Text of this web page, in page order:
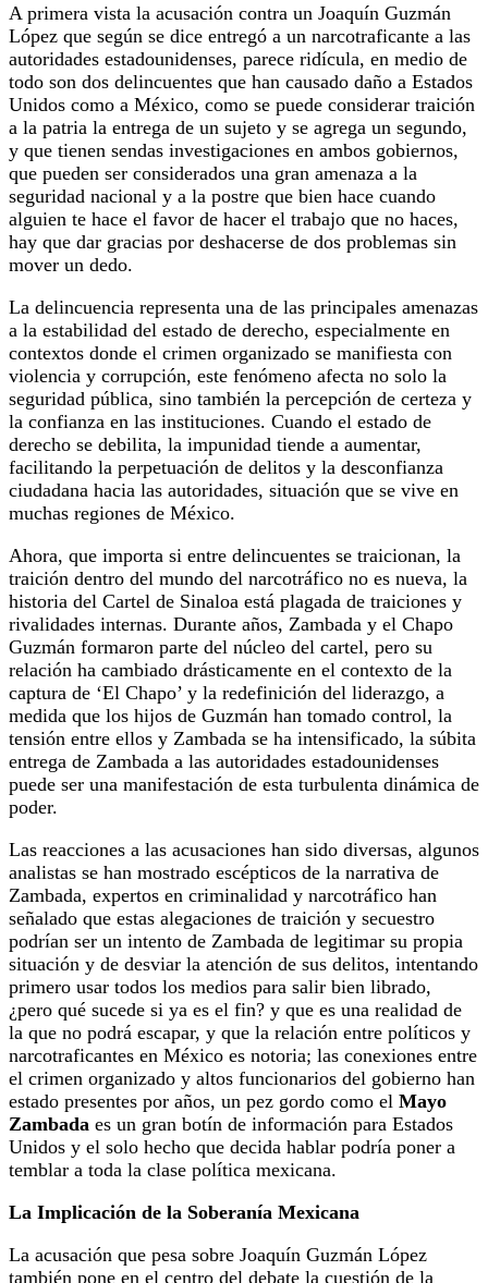
A primera vista la acusación contra un Joaquín Guzmán
López que según se dice entregó a un narcotraficante a las
autoridades estadounidenses, parece ridícula, en medio de
todo son dos delincuentes que han causado daño a Estados
Unidos como a México, como se puede considerar traición
a la patria la entrega de un sujeto y se agrega un segundo,
y que tienen sendas investigaciones en ambos gobiernos,
que pueden ser considerados una gran amenaza a la
seguridad nacional y a la postre que bien hace cuando
alguien te hace el favor de hacer el trabajo que no haces,
hay que dar gracias por deshacerse de dos problemas sin
mover un dedo.
La delincuencia representa una de las principales amenazas
a la estabilidad del estado de derecho, especialmente en
contextos donde el crimen organizado se manifiesta con
violencia y corrupción, este fenómeno afecta no solo la
seguridad pública, sino también la percepción de certeza y
la confianza en las instituciones. Cuando el estado de
derecho se debilita, la impunidad tiende a aumentar,
facilitando la perpetuación de delitos y la desconfianza
ciudadana hacia las autoridades, situación que se vive en
muchas regiones de México.
Ahora, que importa si entre delincuentes se traicionan, la
traición dentro del mundo del narcotráfico no es nueva, la
historia del Cartel de Sinaloa está plagada de traiciones y
rivalidades internas. Durante años, Zambada y el Chapo
Guzmán formaron parte del núcleo del cartel, pero su
relación ha cambiado drásticamente en el contexto de la
captura de ‘El Chapo’ y la redefinición del liderazgo, a
medida que los hijos de Guzmán han tomado control, la
tensión entre ellos y Zambada se ha intensificado, la súbita
entrega de Zambada a las autoridades estadounidenses
puede ser una manifestación de esta turbulenta dinámica de
poder.
Las reacciones a las acusaciones han sido diversas, algunos
analistas se han mostrado escépticos de la narrativa de
Zambada, expertos en criminalidad y narcotráfico han
señalado que estas alegaciones de traición y secuestro
podrían ser un intento de Zambada de legitimar su propia
situación y de desviar la atención de sus delitos, intentando
primero usar todos los medios para salir bien librado,
¿pero qué sucede si ya es el fin? y que es una realidad de
la que no podrá escapar, y que la relación entre políticos y
narcotraficantes en México es notoria; las conexiones entre
el crimen organizado y altos funcionarios del gobierno han
estado presentes por años, un pez gordo como el Mayo
Zambada es un gran botín de información para Estados
Unidos y el solo hecho que decida hablar podría poner a
temblar a toda la clase política mexicana.
La Implicación de la Soberanía Mexicana
La acusación que pesa sobre Joaquín Guzmán López
también pone en el centro del debate la cuestión de la